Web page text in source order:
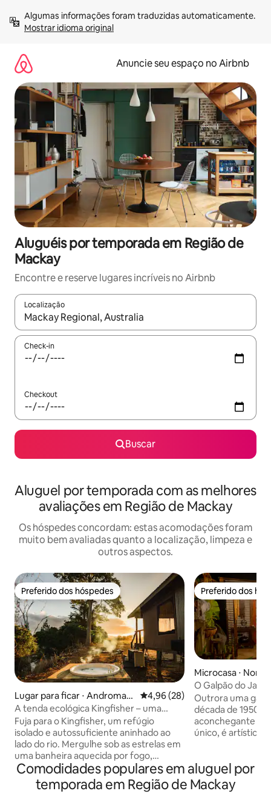
para
Mostrar idioma original
Anuncie seu espaço no Airbnb
Aluguéis por temporada em Região de
Mackay
Encontre e reserve lugares incríveis no Airbnb
Localização
Quando os resultados estiverem disponíveis, explore-os
Check-in
Checkout
Buscar
Aluguel por temporada com as melhores
avaliações em Região de Mackay
Os hóspedes concordam: estas acomodações foram
muito bem avaliadas quanto a localização, limpeza e
outros aspectos.
Preferido dos hóspedes
Preferido dos hóspedes
Lugar para ficar ⋅ Andromac
he
4,96 de uma avaliação média
4,96 (28)
A tenda ecológica Kingfisher – uma
experiência de glamping.
Fuja para o Kingfisher, um refúgio
isolado e autossuficiente aninhado ao
lado do rio. Mergulhe sob as estrelas em
uma banheira aquecida por fogo,
desfrute de um chuveiro quente
interno/externo com vistas
deslumbrantes, maravilhe-se com o
Preferido dos
Preferido dos
Microcasa ⋅ North
O Galpão do
Outrora uma
década de 1950,
aconchegante
único, é artístico,
cama queen
frigobar, micro-
torradeira e
Comodidades populares em aluguel por
temporada em Região de Mackay